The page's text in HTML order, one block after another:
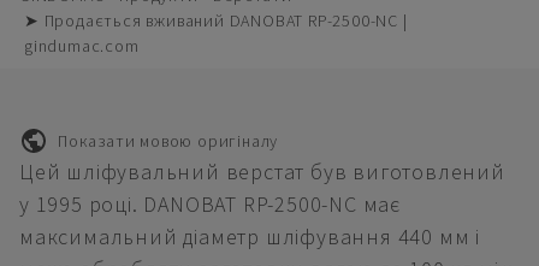
➤ Продається вживаний DANOBAT RP-2500-NC |
gindumac.com
Показати мовою оригіналу
Цей шліфувальний верстат був виготовлений
у 1995 році. DANOBAT RP-2500-NC має
максимальний діаметр шліфування 440 мм і